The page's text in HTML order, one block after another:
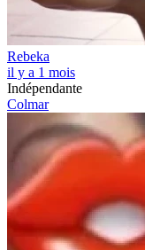
Rebeka
il y a 1 mois
Indépendante
Colmar